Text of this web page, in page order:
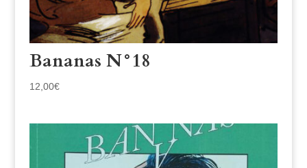
Bananas N°18
12,00€